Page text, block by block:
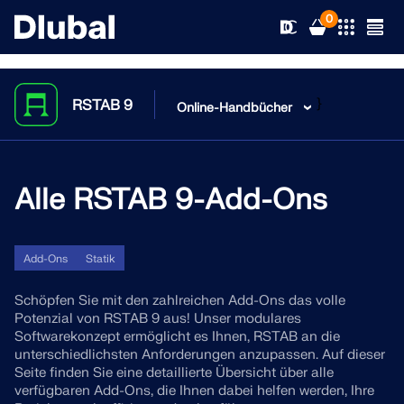
0
Lösungen
Branchen
Anwendungsbereiche
Normen
Online-Dienste
Produkte
RFEM 6
Die einzige FEA-Software, die Sie für Ihre Projekte
brauchen
Weitere Infos
Support
Support
Schulungen
Service
News
Neuigkeiten
Schulungen
Ressourcen
Vollversion herunterladen
Bildung
RSTAB 9 Online-Handbücher }
Alle RSTAB 9-Add-Ons
Add-Ons Statik
Schöpfen Sie mit den zahlreichen Add-Ons das volle
Potenzial von RSTAB 9 aus! Unser modulares
Softwarekonzept ermöglicht es Ihnen, RSTAB an die
unterschiedlichsten Anforderungen anzupassen. Auf dieser
Seite finden Sie eine detaillierte Übersicht über alle
verfügbaren Add-Ons, die Ihnen dabei helfen werden, Ihre